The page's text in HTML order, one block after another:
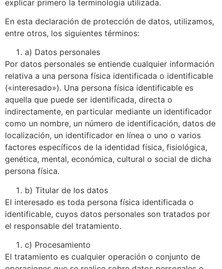
explicar primero la terminología utilizada.
En esta declaración de protección de datos, utilizamos,
entre otros, los siguientes términos:
a) Datos personales
Por datos personales se entiende cualquier información
relativa a una persona física identificada o identificable
(«interesado»). Una persona física identificable es
aquella que puede ser identificada, directa o
indirectamente, en particular mediante un identificador
como un nombre, un número de identificación, datos de
localización, un identificador en línea o uno o varios
factores específicos de la identidad física, fisiológica,
genética, mental, económica, cultural o social de dicha
persona física.
b) Titular de los datos
El interesado es toda persona física identificada o
identificable, cuyos datos personales son tratados por
el responsable del tratamiento.
c) Procesamiento
El tratamiento es cualquier operación o conjunto de